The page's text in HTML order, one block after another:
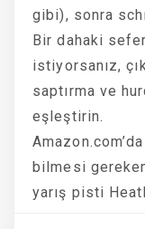
gibi), sonra
Bir dahaki
istiyorsanız,
saptırma ve
eşleştirin.
bilmesi
yarış pisti